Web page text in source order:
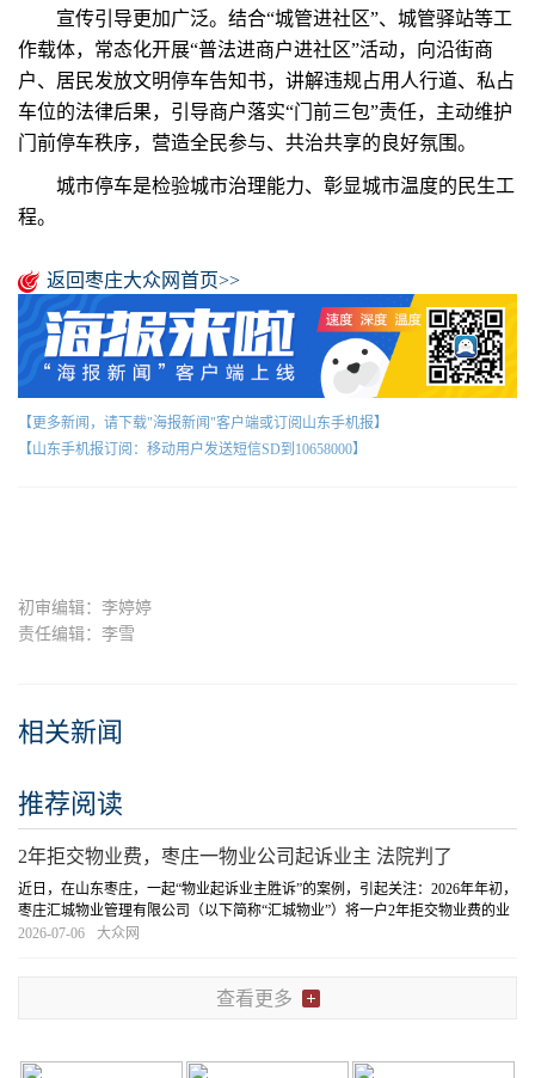
宣传引导更加广泛。结合“城管进社区”、城管驿站等工
作载体，常态化开展“普法进商户进社区”活动，向沿街商
户、居民发放文明停车告知书，讲解违规占用人行道、私占
车位的法律后果，引导商户落实“门前三包”责任，主动维护
门前停车秩序，营造全民参与、共治共享的良好氛围。
城市停车是检验城市治理能力、彰显城市温度的民生工
程。
返回枣庄大众网首页>>
【更多新闻，请下载"海报新闻"客户端或订阅山东手机报】
【山东手机报订阅：移动用户发送短信SD到10658000】
初审编辑：李婷婷
责任编辑：李雪
相关新闻
推荐阅读
2年拒交物业费，枣庄一物业公司起诉业主 法院判了
近日，在山东枣庄，一起“物业起诉业主胜诉”的案例，引起关注：2026年年初，
枣庄汇城物业管理有限公司（以下简称“汇城物业”）将一户2年拒交物业费的业
主起诉至法院，要求支付所欠物业费共计4301元，以及违约金291
2026-07-06 大众网
查看更多